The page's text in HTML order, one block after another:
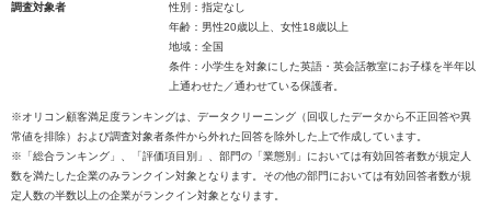
調査対象者
性別：指定なし
年齢：男性20歳以上、女性18歳以上
地域：全国
条件：小学生を対象にした英語・英会話教室にお子様を半年以
上通わせた／通わせている保護者。
※オリコン顧客満足度ランキングは、データクリーニング（回収したデータから不正回答や異
常値を排除）および調査対象者条件から外れた回答を除外した上で作成しています。
※「総合ランキング」、「評価項目別」、部門の「業態別」においては有効回答者数が規定人
数を満たした企業のみランクイン対象となります。その他の部門においては有効回答者数が規
定人数の半数以上の企業がランクイン対象となります。